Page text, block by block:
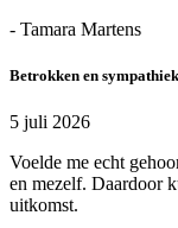
- Tamara Martens
Betrokken en sympathiek
5 juli 2026
Voelde me echt
en mezelf. Daardoor
uitkomst.